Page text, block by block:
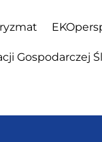
Gospodarczej